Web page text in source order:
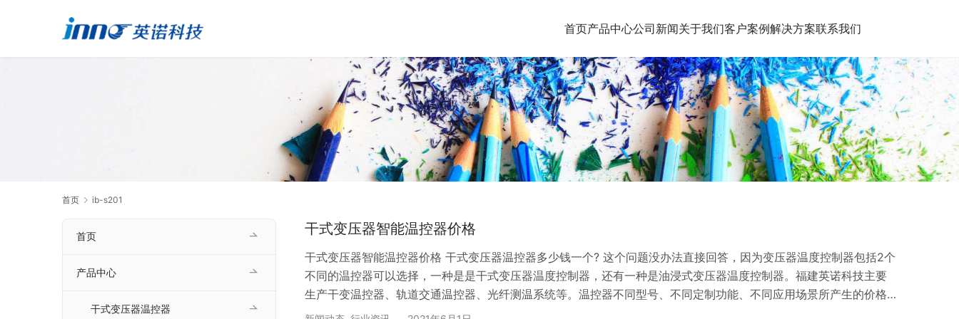
首页产品中心公司新闻关于我们客户案例解决方案联系我们
首页 ib-s201
干式变压器智能温控器价格
干式变压器智能温控器价格 干式变压器温控器多少钱一个? 这个问题没办法直接回答，因为变压器温度控制器包括2个
不同的温控器可以选择，一种是是干式变压器温度控制器，还有一种是油浸式变压器温度控制器。福建英诺科技主要
生产干变温控器、轨道交通温控器、光纤测温系统等。温控器不同型号、不同定制功能、不同应用场景所产生的价格
都不一样，具体可以联系福建英诺科技！ 电子式温控器厂家怎么选 现在干式变压器在市场上的的种类也是越来越多，
首页
产品中心
干式变压器温控器